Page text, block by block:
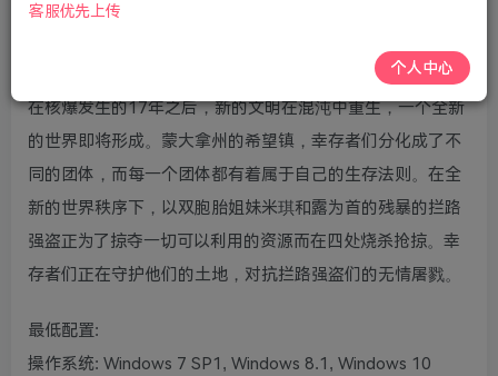
游戏视频预览：
《孤岛惊魂：新曙光（Far Cry: New Dawn）》的故事发生
在核爆发生的17年之后，新的文明在混沌中重生，一个全新
的世界即将形成。蒙大拿州的希望镇，幸存者们分化成了不
同的团体，而每一个团体都有着属于自己的生存法则。在全
新的世界秩序下，以双胞胎姐妹米琪和露为首的残暴的拦路
强盗正为了掠夺一切可以利用的资源而在四处烧杀抢掠。幸
存者们正在守护他们的土地，对抗拦路强盗们的无情屠戮。
最低配置:
操作系统: Windows 7 SP1, Windows 8.1, Windows 10
客服优先上传
个人中心